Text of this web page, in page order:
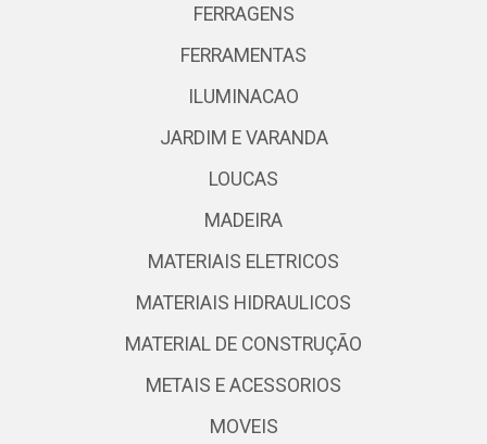
FERRAGENS
FERRAMENTAS
ILUMINACAO
JARDIM E VARANDA
LOUCAS
MADEIRA
MATERIAIS ELETRICOS
MATERIAIS HIDRAULICOS
MATERIAL DE CONSTRUÇÃO
METAIS E ACESSORIOS
MOVEIS